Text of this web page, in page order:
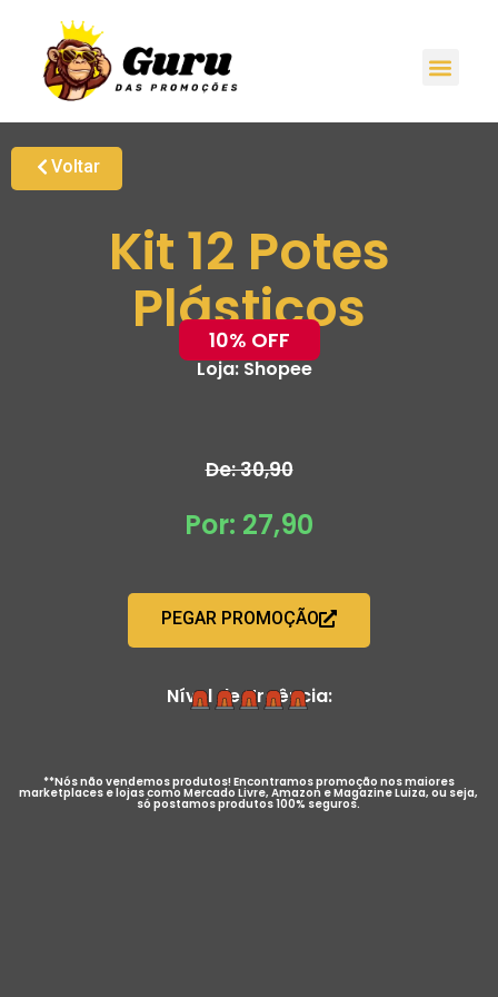
Voltar
Kit 12 Potes
Plásticos
10% OFF
Loja:Shopee
De: 30,90
Por: 27,90
PEGAR PROMOÇÃO
Nível de Urgência:
**Nós não vendemos produtos! Encontramos promoção nos maiores
marketplaces e lojas como Mercado Livre, Amazon e Magazine Luiza, ou seja,
só postamos produtos 100% seguros.